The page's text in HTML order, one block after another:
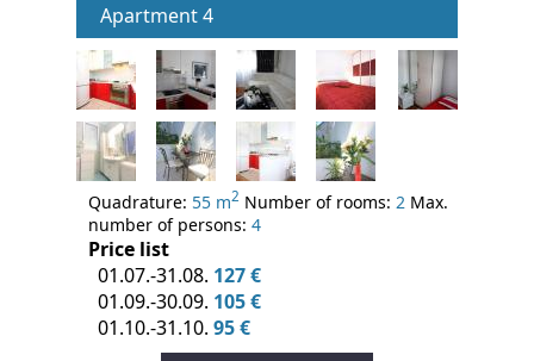
Apartment 4
Quadrature: 55 m2 Number of rooms: 2 Max.
number of persons: 4
Price list
01.07.-31.08. 127 €
01.09.-30.09. 105 €
01.10.-31.10. 95 €